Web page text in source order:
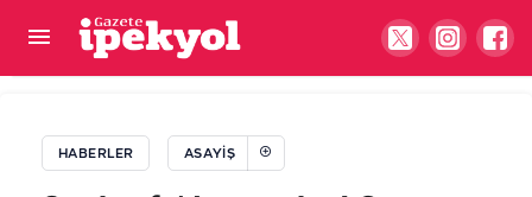
HABERLER ASAYIŞ
Şanlıurfa'da şeytanın bile aklına gelmeyen plan!